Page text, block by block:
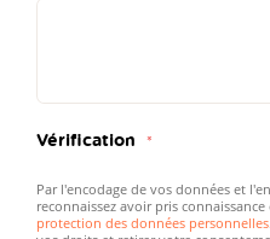
Vérification
Par l'encodage de vos données et
reconnaissez avoir pris
protection des données personnelles